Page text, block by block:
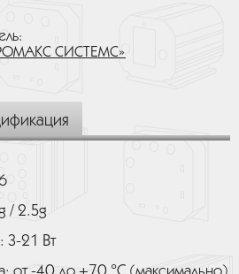
СИСТЕМС»
/ 2.5g
3-21 Вт